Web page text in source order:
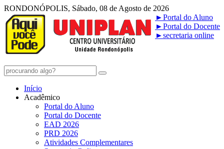
RONDONÓPOLIS, Sábado, 08 de Agosto de 2026
►Portal do Aluno
►Portal do Docente
►secretaria online
Início
Acadêmico
Portal do Aluno
Portal do Docente
EAD 2026
PRD 2026
Atividades Complementares